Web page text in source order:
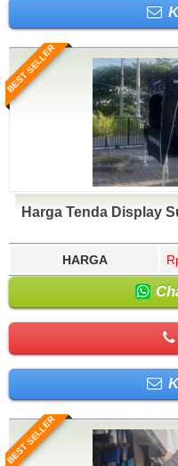
BEST SELLER
Harga Tenda Display
HARGA
BEST SELLER